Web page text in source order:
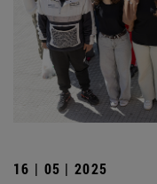
16 | 05 | 2025